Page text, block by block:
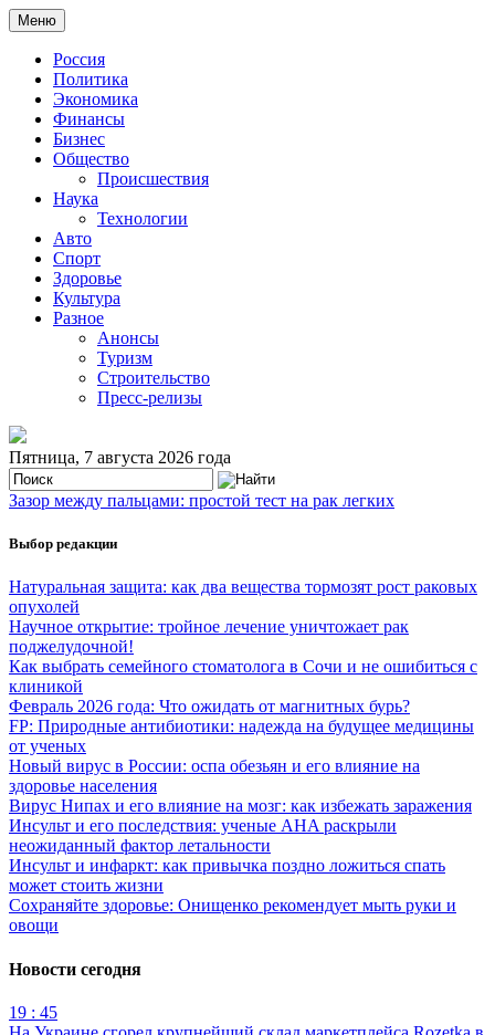
Меню
Россия
Политика
Экономика
Финансы
Бизнес
Общество
Происшествия
Наука
Технологии
Авто
Спорт
Здоровье
Культура
Разное
Анонсы
Туризм
Строительство
Пресс-релизы
Пятница, 7 августа 2026 года
Зазор между пальцами: простой тест на рак легких
Выбор редакции
Натуральная защита: как два вещества тормозят рост раковых
опухолей
Научное открытие: тройное лечение уничтожает рак
поджелудочной!
Как выбрать семейного стоматолога в Сочи и не ошибиться с
клиникой
Февраль 2026 года: Что ожидать от магнитных бурь?
FP: Природные антибиотики: надежда на будущее медицины
от ученых
Новый вирус в России: оспа обезьян и его влияние на
здоровье населения
Вирус Нипах и его влияние на мозг: как избежать заражения
Инсульт и его последствия: ученые AHA раскрыли
неожиданный фактор летальности
Инсульт и инфаркт: как привычка поздно ложиться спать
может стоить жизни
Сохраняйте здоровье: Онищенко рекомендует мыть руки и
овощи
Новости сегодня
19 : 45